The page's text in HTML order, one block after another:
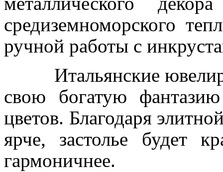
средиземноморского
ручной работы с
Итальянские
свою богатую
цветов. Благодаря
ярче, застолье будет
гармоничнее.